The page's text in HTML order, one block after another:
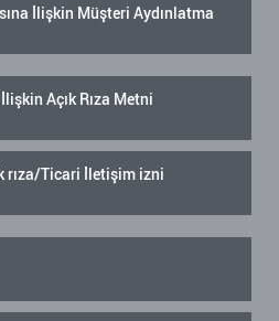
İlişkin Müşteri Aydınlatma
Açık Rıza Metni
rıza/Ticari İletişim izni